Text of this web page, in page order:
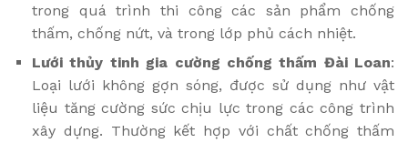
trong quá trình thi công các sản phẩm chống
thấm, chống nứt, và trong lớp phủ cách nhiệt.
Lưới thủy tinh gia cường chống thấm Đài Loan:
Loại lưới không gợn sóng, được sử dụng như vật
liệu tăng cường sức chịu lực trong các công trình
xây dựng. Thường kết hợp với chất chống thấm